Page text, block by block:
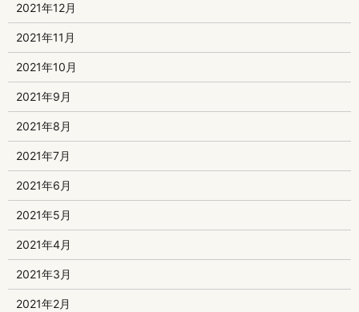
2021年12月
2021年11月
2021年10月
2021年9月
2021年8月
2021年7月
2021年6月
2021年5月
2021年4月
2021年3月
2021年2月